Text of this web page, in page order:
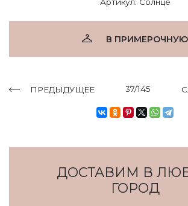
В ПРИМЕРОЧНУЮ
ПРЕДЫДУЩЕЕ 37/145
ДОСТАВИМ В
ГОРОД